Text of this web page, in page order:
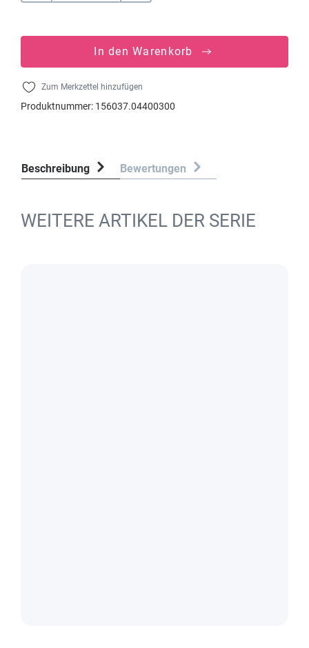
In den Warenkorb
Zum Merkzettel hinzufügen
Produktnummer: 156037.04400300
Beschreibung Bewertungen
WEITERE ARTIKEL DER SERIE